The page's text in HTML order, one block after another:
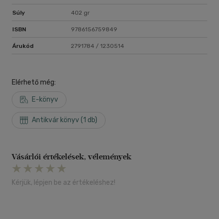
Súly 402 gr
ISBN 9786156759849
Árukód 2791784 / 1230514
Elérhető még:
E-könyv
Antikvár könyv (1 db)
Vásárlói értékelések, vélemények
Kérjük, lépjen be az értékeléshez!